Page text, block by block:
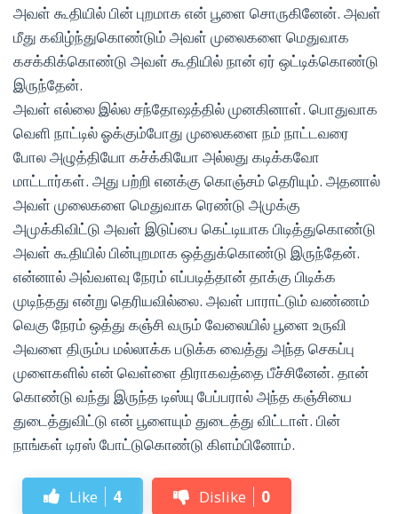
அவள் கூதியில் பின் புறமாக என் பூளை சொருகினேன். அவள்
மீது கவிழ்ந்துகொண்டும் அவள் முலைகளை மெதுவாக
கசக்கிக்கொண்டு அவள் கூதியில் நான் ஏர் ஒட்டிக்கொண்டு
இருந்தேன்.
அவள் எல்லை இல்ல சந்தோஷத்தில் முனகினாள். பொதுவாக
வெளி நாட்டில் ஓக்கும்போது முலைகளை நம் நாட்டவரை
போல அழுத்தியோ கச்க்கியோ அல்லது கடிக்கவோ
மாட்டார்கள். அது பற்றி எனக்கு கொஞ்சம் தெரியும். அதனால்
அவள் முலைகளை மெதுவாக ரெண்டு அமுக்கு
அமுக்கிவிட்டு அவள் இடுப்பை கெட்டியாக பிடித்துகொண்டு
அவள் கூதியில் பின்புறமாக ஒத்துக்கொண்டு இருந்தேன்.
என்னால் அவ்வளவு நேரம் எப்படித்தான் தாக்கு பிடிக்க
முடிந்தது என்று தெரியவில்லை. அவள் பாராட்டும் வண்ணம்
வெகு நேரம் ஒத்து கஞ்சி வரும் வேலையில் பூளை உருவி
அவளை திரும்ப மல்லாக்க படுக்க வைத்து அந்த செகப்பு
முளைகளில் என் வெள்ளை திராகவத்தை பீச்சினேன். தான்
கொண்டு வந்து இருந்த டிஸ்யு பேப்பரால் அந்த கஞ்சியை
துடைத்துவிட்டு என் பூளையும் துடைத்து விட்டாள். பின்
நாங்கள் டிரஸ் போட்டுகொண்டு கிளம்பினோம்.
Like 4 Dislike 0